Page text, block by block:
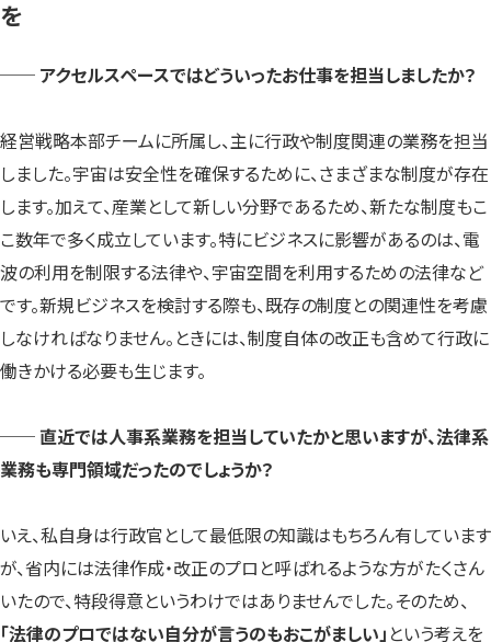
を
── アクセルスペースではどういったお仕事を担当しましたか？
経営戦略本部チームに所属し、主に行政や制度関連の業務を担当
しました。宇宙は安全性を確保するために、さまざまな制度が存在
します。加えて、産業として新しい分野であるため、新たな制度もこ
こ数年で多く成立しています。特にビジネスに影響があるのは、電
波の利用を制限する法律や、宇宙空間を利用するための法律など
です。新規ビジネスを検討する際も、既存の制度との関連性を考慮
しなければなりません。ときには、制度自体の改正も含めて行政に
働きかける必要も生じます。
── 直近では人事系業務を担当していたかと思いますが、法律系
業務も専門領域だったのでしょうか？
いえ、私自身は行政官として最低限の知識はもちろん有しています
が、省内には法律作成・改正のプロと呼ばれるような方がたくさん
いたので、特段得意というわけではありませんでした。そのため、
「法律のプロではない自分が言うのもおこがましい」 という考えを